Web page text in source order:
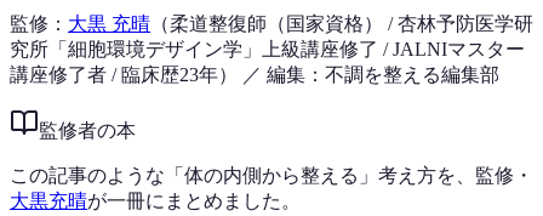
監修： 大黒 充晴 （柔道整復師（国家資格） / 杏林予防医学研
究所「細胞環境デザイン学」上級講座修了 / JALNIマスター
講座修了者 / 臨床歴23年）
／ 編集：不調を整える編集部
監修者の本
この記事のような「体の内側から整える」考え方を、監修・
大黒充晴が一冊にまとめました。